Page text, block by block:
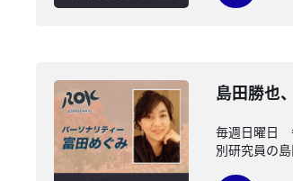
島田勝也
毎週日曜日
別研究員の